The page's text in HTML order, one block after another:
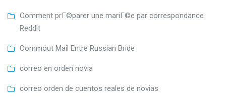
Comment prГ©parer une mariГ©e par correspondance
Reddit
Commout Mail Entre Russian Bride
correo en orden novia
correo orden de cuentos reales de novias